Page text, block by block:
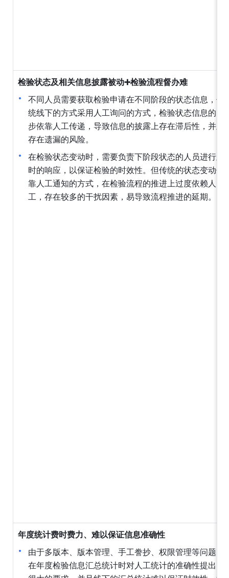
检验状态及相关信息披露被动➕检验流程督办难
不同人员需要获取检验申请在不同阶段的状态信息，传
统线下的方式采用人工询问的方式，检验状态信息的同
步依靠人工传递，导致信息的披露上存在滞后性，并且
存在遗漏的风险。
在检验状态变动时，需要负责下阶段状态的人员进行及
时的响应，以保证检验的时效性。但传统的状态变动依
靠人工通知的方式，在检验流程的推进上过度依赖人
工，存在较多的干扰因素，易导致流程推进的延期。
年度统计费时费力、难以保证信息准确性
由于多版本、版本管理、手工誊抄、权限管理等问题，
在年度检验信息汇总统计时对人工统计的准确性提出了